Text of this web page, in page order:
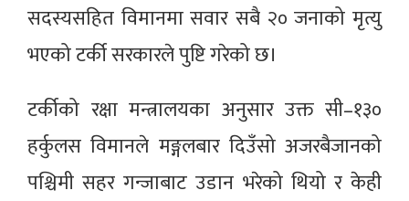
सदस्यसहित विमानमा सवार सबै २० जनाको मृत्यु
भएको टर्की सरकारले पुष्टि गरेको छ।
टर्कीको रक्षा मन्त्रालयका अनुसार उक्त सी–१३०
हर्कुलस विमानले मङ्गलबार दिउँसो अजरबैजानको
पश्चिमी सहर गन्जाबाट उडान भरेको थियो र केही